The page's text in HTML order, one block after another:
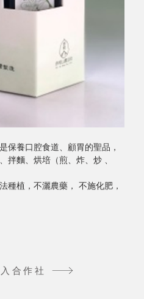
保養口腔食道、顧胃的聖品，
拌麵、烘培（煎、炸、炒 、
種植，不灑農藥， 不施化肥，
合作社